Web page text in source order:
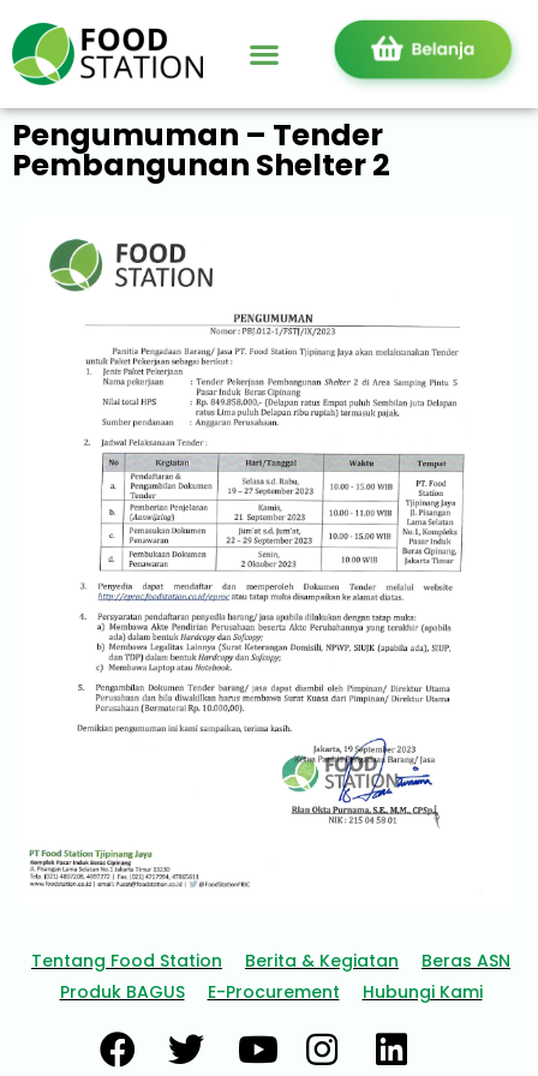
Pengumuman – Tender
Pembangunan Shelter 2
Tentang Food Station Berita & Kegiatan
Beras ASN
Produk BAGUS
E-Procurement Hubungi Kami